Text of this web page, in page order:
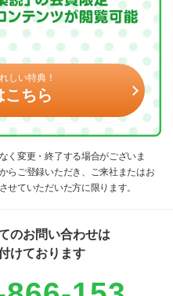
しい特典！
こちら
く変更・終了する場合がございま
らご登録いただき、ご来社またはお
せていただいた方に限ります。
のお問い合わせは
けております